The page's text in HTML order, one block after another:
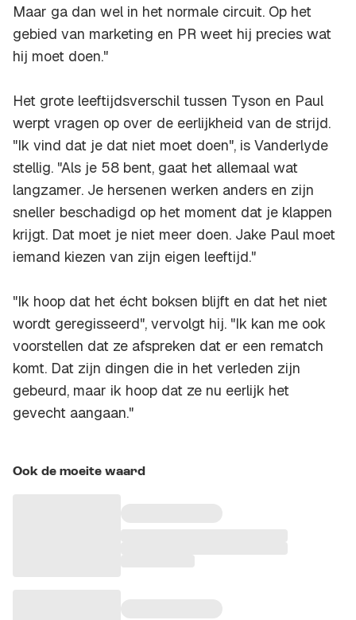
Maar ga dan wel in het normale circuit. Op het
gebied van marketing en PR weet hij precies wat
hij moet doen."
Het grote leeftijdsverschil tussen Tyson en Paul
werpt vragen op over de eerlijkheid van de strijd.
"Ik vind dat je dat niet moet doen", is Vanderlyde
stellig. "Als je 58 bent, gaat het allemaal wat
langzamer. Je hersenen werken anders en zijn
sneller beschadigd op het moment dat je klappen
krijgt. Dat moet je niet meer doen. Jake Paul moet
iemand kiezen van zijn eigen leeftijd."
"Ik hoop dat het écht boksen blijft en dat het niet
wordt geregisseerd", vervolgt hij. "Ik kan me ook
voorstellen dat ze afspreken dat er een rematch
komt. Dat zijn dingen die in het verleden zijn
gebeurd, maar ik hoop dat ze nu eerlijk het
gevecht aangaan."
Ook de moeite waard